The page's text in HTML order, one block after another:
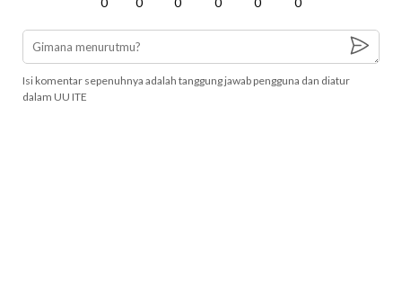
Isi komentar sepenuhnya adalah tanggung jawab pengguna dan diatur
dalam UU ITE